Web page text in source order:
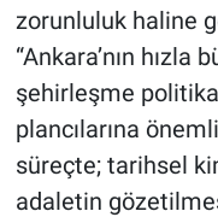
zorunluluk haline
“Ankara’nın hızla
şehirleşme
plancılarına
süreçte; tarihsel
adaletin